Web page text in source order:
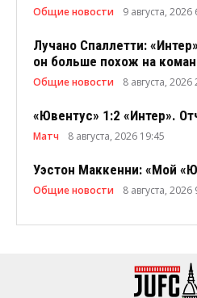
Общие новости 9 августа, 2026
Лучано Спаллетти:
он больше похож на
Общие новости 8 августа, 2026
«Ювентус» 1:2 «Интер».
Матч 8 августа, 2026 19:45
Уэстон Маккенни: «Мой
Общие новости 8 августа, 2026